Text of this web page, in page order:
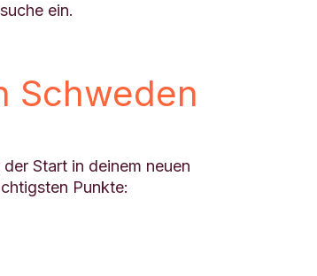
ein.
Schweden
Start in deinem neuen
Punkte: